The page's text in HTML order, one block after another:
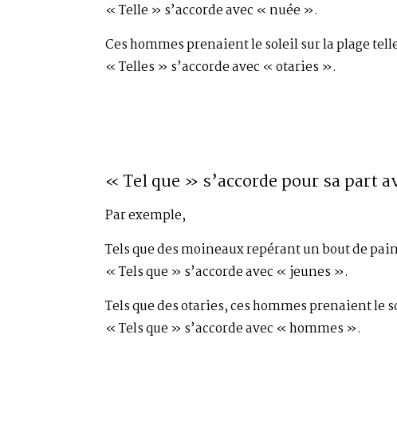
« Telle » s’accorde avec « nuée ».
Ces hommes prenaient le soleil sur la plage
« Telles » s’accorde avec « otaries ».
« Tel que » s’accorde pour sa part
Par exemple,
Tels que des moineaux repérant un bout de
« Tels que » s’accorde avec « jeunes ».
Tels que des otaries, ces hommes prenaient le
« Tels que » s’accorde avec « hommes ».